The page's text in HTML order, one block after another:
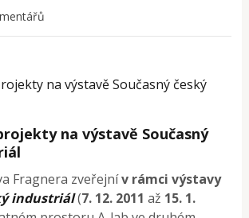
na výstavě Současný
Fragnera zveřejnív rámci výstavy
industriál(7. 12. 2011 až 15. 1.